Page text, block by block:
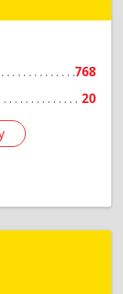
768
20